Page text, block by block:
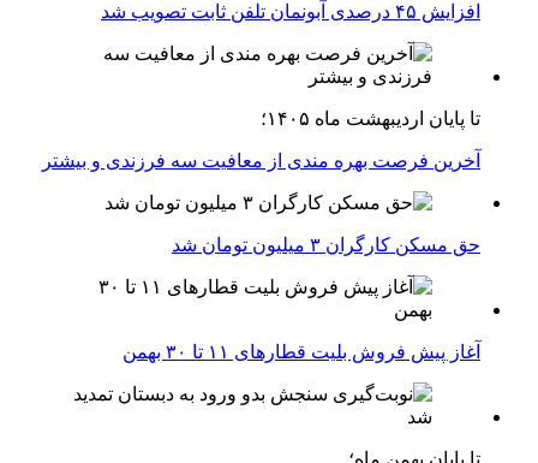
افزایش ۴۵ درصدی آبونمان تلفن ثابت تصویب شد
تا پایان اردیبهشت ماه ۱۴۰۵؛
آخرین فرصت بهره مندی از معافیت سه فرزندی و بیشتر
حق مسکن کارگران ۳ میلیون تومان شد
آغاز پیش فروش بلیت‌ قطارهای ۱۱ تا ۳۰ بهمن